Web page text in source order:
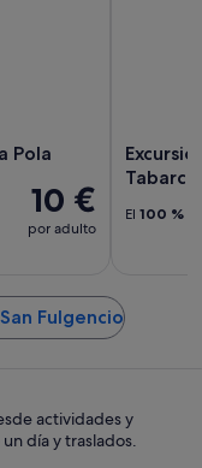
Pola
10 €
por adulto
El 100 %
Fulgencio
actividades y
día y traslados.